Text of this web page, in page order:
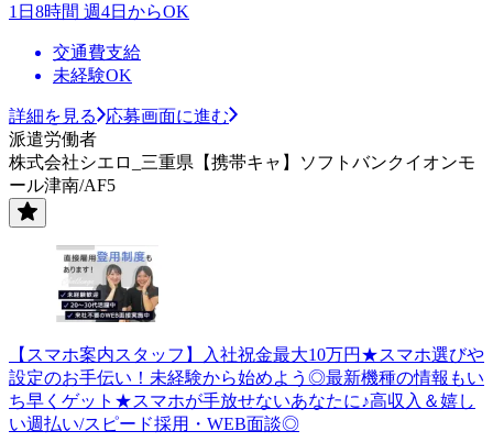
1日8時間 週4日からOK
交通費支給
未経験OK
詳細を見る
応募画面に進む
派遣労働者
株式会社シエロ_三重県【携帯キャ】ソフトバンクイオンモ
ール津南/AF5
【スマホ案内スタッフ】入社祝金最大10万円★スマホ選びや
設定のお手伝い！未経験から始めよう◎最新機種の情報もい
ち早くゲット★スマホが手放せないあなたに♪高収入＆嬉し
い週払い/スピード採用・WEB面談◎